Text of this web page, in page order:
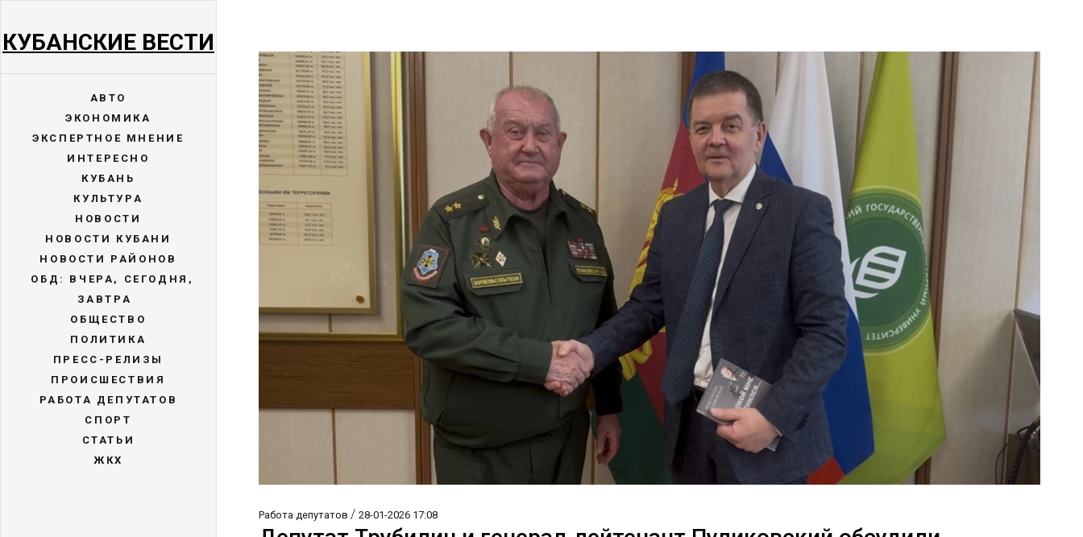
КУБАНСКИЕ ВЕСТИ
АВТО
ЭКОНОМИКА
ЭКСПЕРТНОЕ МНЕНИЕ
ИНТЕРЕСНО
КУБАНЬ
КУЛЬТУРА
НОВОСТИ
НОВОСТИ КУБАНИ
НОВОСТИ РАЙОНОВ
ОБД: ВЧЕРА, СЕГОДНЯ,
ЗАВТРА
ОБЩЕСТВО
ПОЛИТИКА
ПРЕСС-РЕЛИЗЫ
ПРОИСШЕСТВИЯ
РАБОТА ДЕПУТАТОВ
СПОРТ
СТАТЬИ
ЖКХ
Работа депутатов/28-01-2026 17:08